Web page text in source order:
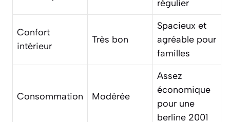
régulier
Confort
intérieur
Très bon
Spacieux et
agréable pour
familles
Consommation Modérée
Assez
économique
pour une
berline 2001